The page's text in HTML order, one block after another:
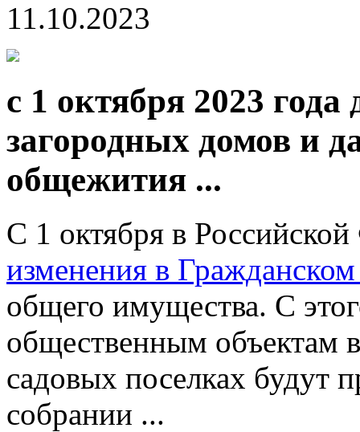
11.10.2023
с 1 октября 2023 года
загородных домов и
общежития ...
С 1 октября в
изменения в Гражданском
общего имущества. С
общественным объектам
садовых поселках будут
собрании ...